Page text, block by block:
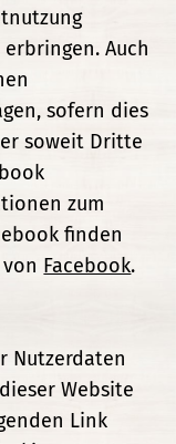
Auch
sofern dies
soweit Dritte
zum
finden
Facebook.
Nutzerdaten
Website
Link